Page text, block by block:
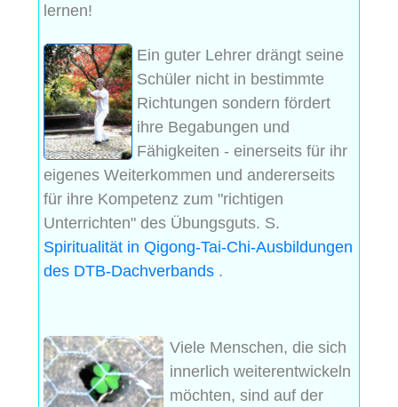
lernen!
Ein guter Lehrer drängt seine
Schüler nicht in bestimmte
Richtungen sondern fördert
ihre Begabungen und
Fähigkeiten - einerseits für ihr
eigenes Weiterkommen und andererseits
für ihre Kompetenz zum "richtigen
Unterrichten" des Übungsguts. S.
Spiritualität in Qigong-Tai-Chi-Ausbildungen
des DTB-Dachverbands .
Viele Menschen, die sich
innerlich weiterentwickeln
möchten, sind auf der